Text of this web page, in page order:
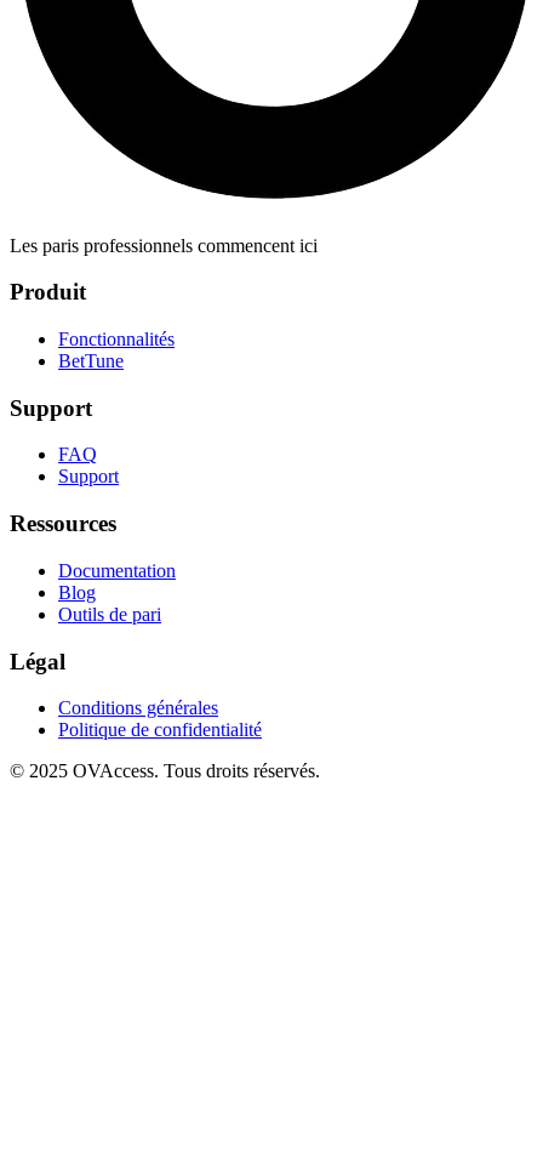
Les paris professionnels commencent ici
Produit
Fonctionnalités
BetTune
Support
FAQ
Support
Ressources
Documentation
Blog
Outils de pari
Légal
Conditions générales
Politique de confidentialité
© 2025 OVAccess. Tous droits réservés.